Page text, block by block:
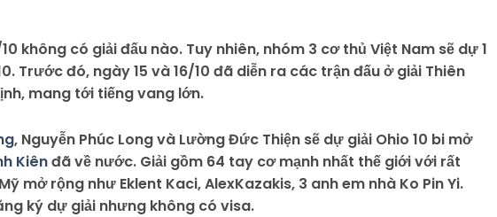
không có giải đấu nào. Tuy nhiên, nhóm 3 cơ thủ Việt Nam sẽ dự 1
Trước đó, ngày 15 và 16/10 đã diễn ra các trận đấu ở giải Thiên
mang tới tiếng vang lớn.
, Nguyễn Phúc Long và Lường Đức Thiện sẽ dự giải Ohio 10 bi mở
Kiênđã về nước. Giải gồm 64 tay cơ mạnh nhất thế giới với rất
mở rộng như Eklent Kaci, AlexKazakis, 3 anh em nhà Ko Pin Yi.
ký dự giải nhưng không có visa.